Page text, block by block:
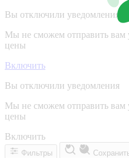
Вы отключили уведомления
Мы не сможем отправить вам
цены
Включить
Вы отключили уведомления
Мы не сможем отправить вам
цены
Включить
Фильтры